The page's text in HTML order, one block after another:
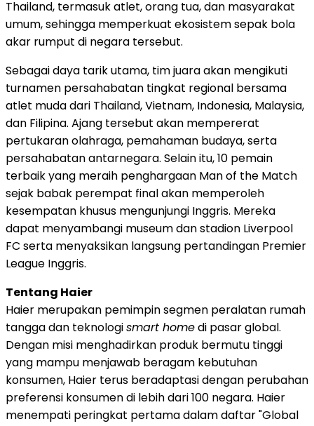
Thailand, termasuk atlet, orang tua, dan masyarakat
umum, sehingga memperkuat ekosistem sepak bola
akar rumput di negara tersebut.
Sebagai daya tarik utama, tim juara akan mengikuti
turnamen persahabatan tingkat regional bersama
atlet muda dari Thailand, Vietnam, Indonesia, Malaysia,
dan Filipina. Ajang tersebut akan mempererat
pertukaran olahraga, pemahaman budaya, serta
persahabatan antarnegara. Selain itu, 10 pemain
terbaik yang meraih penghargaan Man of the Match
sejak babak perempat final akan memperoleh
kesempatan khusus mengunjungi Inggris. Mereka
dapat menyambangi museum dan stadion Liverpool
FC serta menyaksikan langsung pertandingan Premier
League Inggris.
Tentang Haier
Haier merupakan pemimpin segmen peralatan rumah
tangga dan teknologismart homedi pasar global.
Dengan misi menghadirkan produk bermutu tinggi
yang mampu menjawab beragam kebutuhan
konsumen, Haier terus beradaptasi dengan perubahan
preferensi konsumen di lebih dari 100 negara. Haier
menempati peringkat pertama dalam daftar "Global